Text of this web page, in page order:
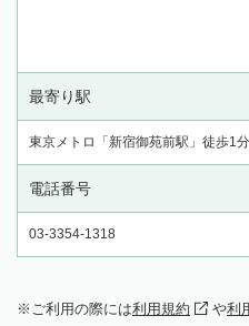
最寄り駅
東京メトロ「新宿御苑前駅」徒歩1分
電話番号
03-3354-1318
ご利用の際には利用規約 や利